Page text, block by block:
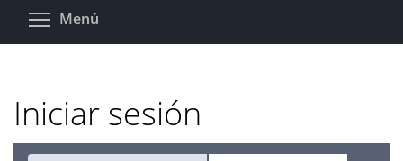
Pasar
Menú
Iniciar sesión